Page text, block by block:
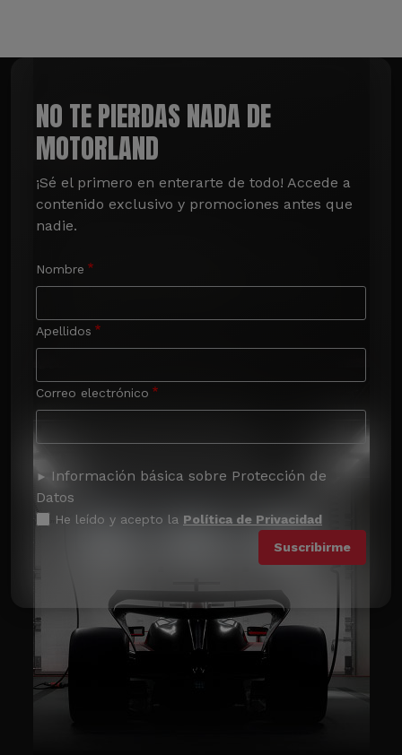
NO TE PIERDAS NADA DE
MOTORLAND
¡Sé el primero en enterarte de todo! Accede a
contenido exclusivo y promociones antes que
nadie.
Nombre
Apellidos
Correo electrónico
Información básica sobre Protección de
Datos
He leído y acepto la Política de Privacidad